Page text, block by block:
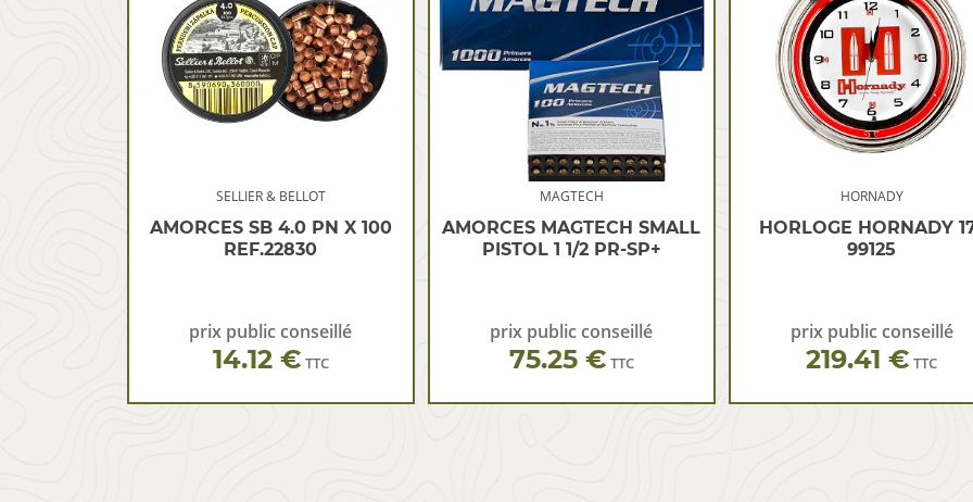
SELLIER & BELLOT
AMORCES SB 4.0 PN X 100
REF.22830
prix public conseillé
14.12 € TTC
MAGTECH
AMORCES MAGTECH SMALL
PISTOL 1 1/2 PR-SP+
prix public conseillé
75.25 € TTC
HORNADY
HORLOGE HORNADY
99125
prix public conseillé
219.41 € TTC